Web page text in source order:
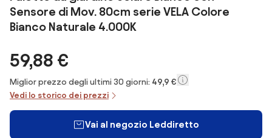
Sensore di Mov. 80cm serie VELA Colore
Bianco Naturale 4.000K
59,88 €
Miglior prezzo degli ultimi 30 giorni: 49,9 €
Vedi lo storico dei prezzi
Vai al negozio Leddiretto